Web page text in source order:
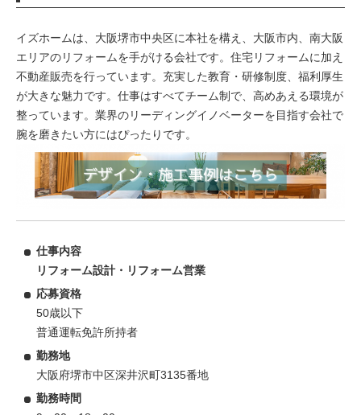
イズホームは、大阪堺市中央区に本社を構え、大阪市内、南大阪
エリアのリフォームを手がける会社です。住宅リフォームに加え
不動産販売を行っています。充実した教育・研修制度、福利厚生
が大きな魅力です。仕事はすべてチーム制で、高めあえる環境が
整っています。業界のリーディングイノベーターを目指す会社で
腕を磨きたい方にはぴったりです。
仕事内容
リフォーム設計・リフォーム営業
応募資格
50歳以下
普通運転免許所持者
勤務地
大阪府堺市中区深井沢町3135番地
勤務時間